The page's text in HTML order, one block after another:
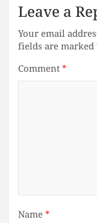
Leave a
Your email
fields are marked
Comment*
Name*